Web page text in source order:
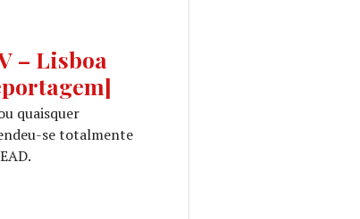
– Lisboa
quaisquer
se totalmente
LAV – Lisboa Ao Vivo | 29.04.2026 [reportagem]